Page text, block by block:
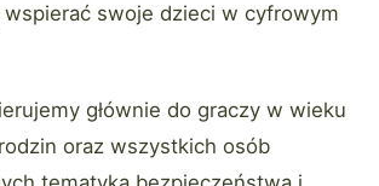
swoje dzieci w cyfrowym
głównie do graczy w wieku
oraz wszystkich osób